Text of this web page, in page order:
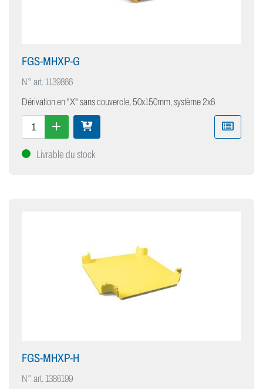
FGS-MHXP-G
N° art.1139866
Dérivation en "X" sans couvercle, 50x150mm, système 2x6
Livrable du stock
FGS-MHXP-H
N° art.1386199